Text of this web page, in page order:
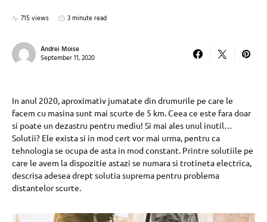
715 views 3 minute read
Andrei Moise
September 11, 2020
In anul 2020, aproximativ jumatate din drumurile pe care le
facem cu masina sunt mai scurte de 5 km. Ceea ce este fara doar
si poate un dezastru pentru mediu! Si mai ales unul inutil…
Solutii? Ele exista si in mod cert vor mai urma, pentru ca
tehnologia se ocupa de asta in mod constant. Printre solutiile pe
care le avem la dispozitie astazi se numara si trotineta electrica,
descrisa adesea drept solutia suprema pentru problema
distantelor scurte.